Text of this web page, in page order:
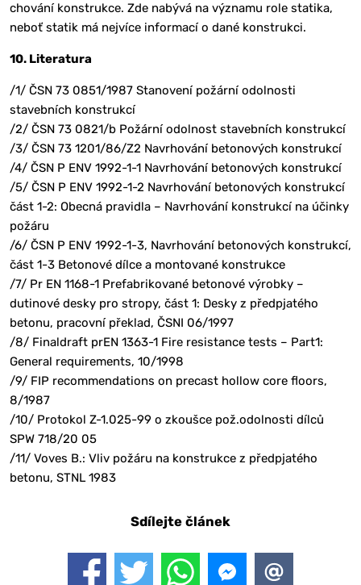
chování konstrukce. Zde nabývá na významu role statika,
neboť statik má nejvíce informací o dané konstrukci.
10. Literatura
/1/ ČSN 73 0851/1987 Stanovení požární odolnosti
stavebních konstrukcí
/2/ ČSN 73 0821/b Požární odolnost stavebních konstrukcí
/3/ ČSN 73 1201/86/Z2 Navrhování betonových konstrukcí
/4/ ČSN P ENV 1992-1-1 Navrhování betonových konstrukcí
/5/ ČSN P ENV 1992-1-2 Navrhování betonových konstrukcí
část 1-2: Obecná pravidla – Navrhování konstrukcí na účinky
požáru
/6/ ČSN P ENV 1992-1-3, Navrhování betonových konstrukcí,
část 1-3 Betonové dílce a montované konstrukce
/7/ Pr EN 1168-1 Prefabrikované betonové výrobky –
dutinové desky pro stropy, část 1: Desky z předpjatého
betonu, pracovní překlad, ČSNI 06/1997
/8/ Finaldraft prEN 1363-1 Fire resistance tests – Part1:
General requirements, 10/1998
/9/ FIP recommendations on precast hollow core floors,
8/1987
/10/ Protokol Z-1.025-99 o zkoušce pož.odolnosti dílců
SPW 718/20 05
/11/ Voves B.: Vliv požáru na konstrukce z předpjatého
betonu, STNL 1983
Sdílejte článek